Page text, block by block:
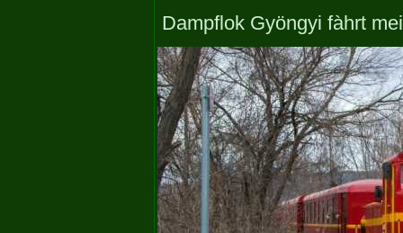
Dampflok Gyöngyi fàhrt